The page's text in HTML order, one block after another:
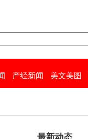
产经新闻 美文美图
最新动态